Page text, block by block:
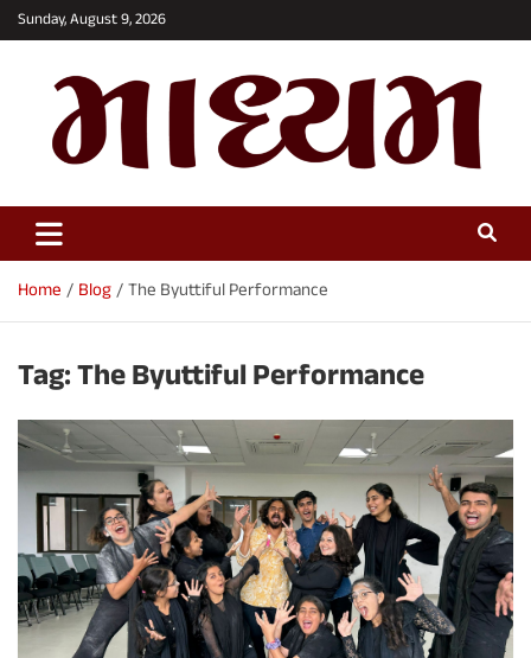
Skip
to
Sunday, August 9, 2026
Maadhyam News – Latest News,
Breaking News and Editorials
Home Blog The Byuttiful Performance
Tag:The Byuttiful Performance